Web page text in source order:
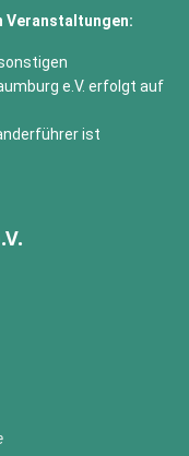
Veranstaltungen:
e.V. erfolgt auf
ist